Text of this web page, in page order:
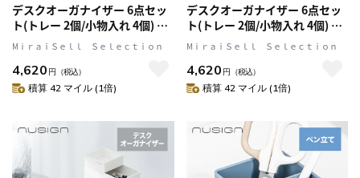
デスクオーガナイザー 6点セッ
ト(トレー 2個/小物入れ 4個) 卓
上収納 デスク回り整理 くすみ
カラー グリーン nusign[ニュー
サイン] DLI-NFU001GR
MⅰｒａｉＳｅｌｌ Ｓｅｌｅｃｔｉｏｎ
4,620 円 （税込）
積算 42 マイル (1倍)
デスクオーガナイザー 6点セッ
ト(トレー 2個/小物入れ 4個) 卓
上収納 デスク回り整理 くすみ
カラー ピンク nusign[ニューサ
イン] DLI-NFU001PK
MⅰｒａｉＳｅｌｌ Ｓｅｌｅｃｔｉｏｎ
4,620 円 （税込）
積算 42 マイル (1倍)